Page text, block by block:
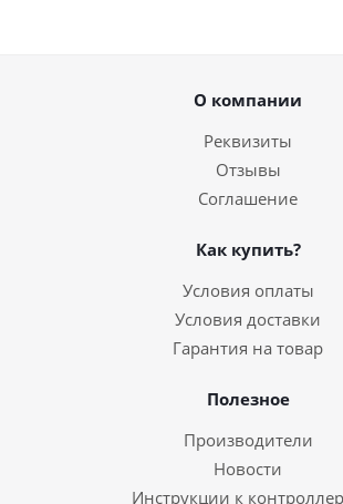
О компании
Реквизиты
Отзывы
Соглашение
Как купить?
Условия оплаты
Условия доставки
Гарантия на товар
Полезное
Производители
Новости
Инструкции к